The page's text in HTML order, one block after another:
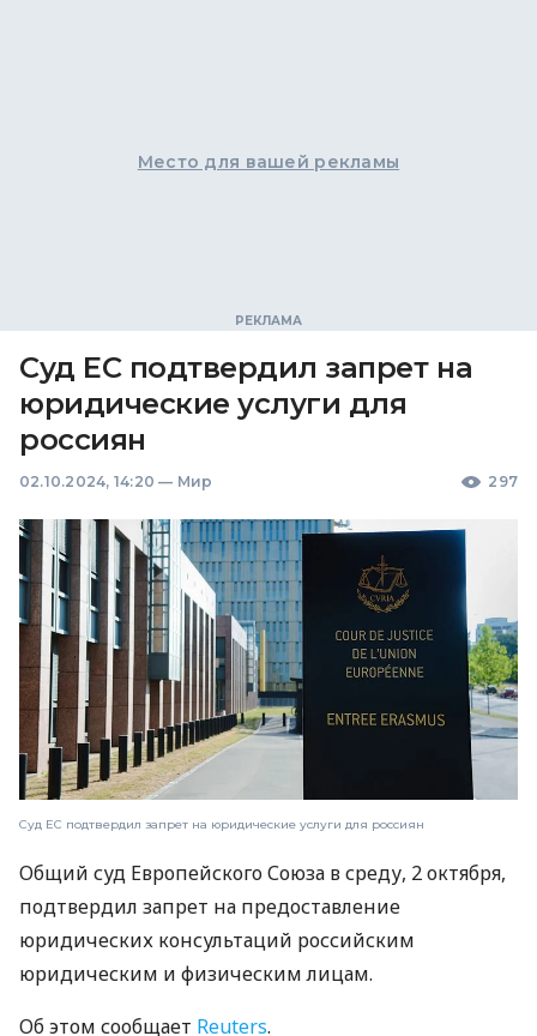
Место для вашей рекламы
Суд ЕС подтвердил запрет на
юридические услуги для
россиян
02.10.2024, 14:20 — Мир 297
Суд ЕС подтвердил запрет на юридические услуги для россиян
Общий суд Европейского Союза в среду, 2 октября,
подтвердил запрет на предоставление
юридических консультаций российским
юридическим и физическим лицам.
Об этом сообщает Reuters.